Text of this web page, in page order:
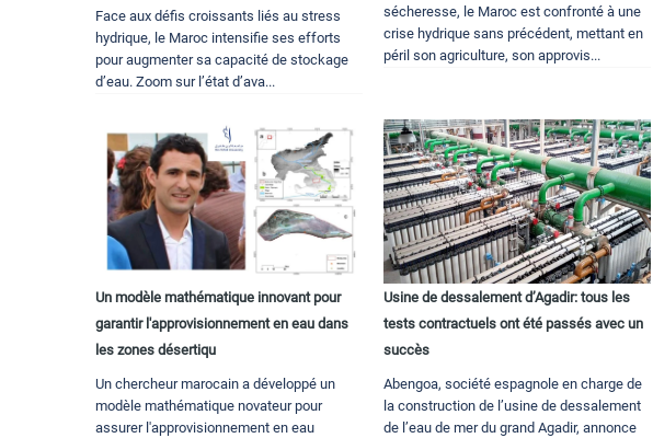
Face aux défis croissants liés au stress
hydrique, le Maroc intensifie ses efforts
pour augmenter sa capacité de stockage
d’eau. Zoom sur l’état d’ava...
sécheresse, le Maroc est confronté à une
crise hydrique sans précédent, mettant en
péril son agriculture, son approvis...
Un modèle mathématique innovant pour
garantir l'approvisionnement en eau dans
les zones désertiqu
Un chercheur marocain a développé un
modèle mathématique novateur pour
assurer l'approvisionnement en eau
Usine de dessalement d’Agadir: tous les
tests contractuels ont été passés avec un
succès
Abengoa, société espagnole en charge de
la construction de l’usine de dessalement
de l’eau de mer du grand Agadir, annonce